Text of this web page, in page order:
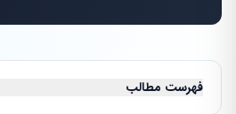
فهرست مطالب